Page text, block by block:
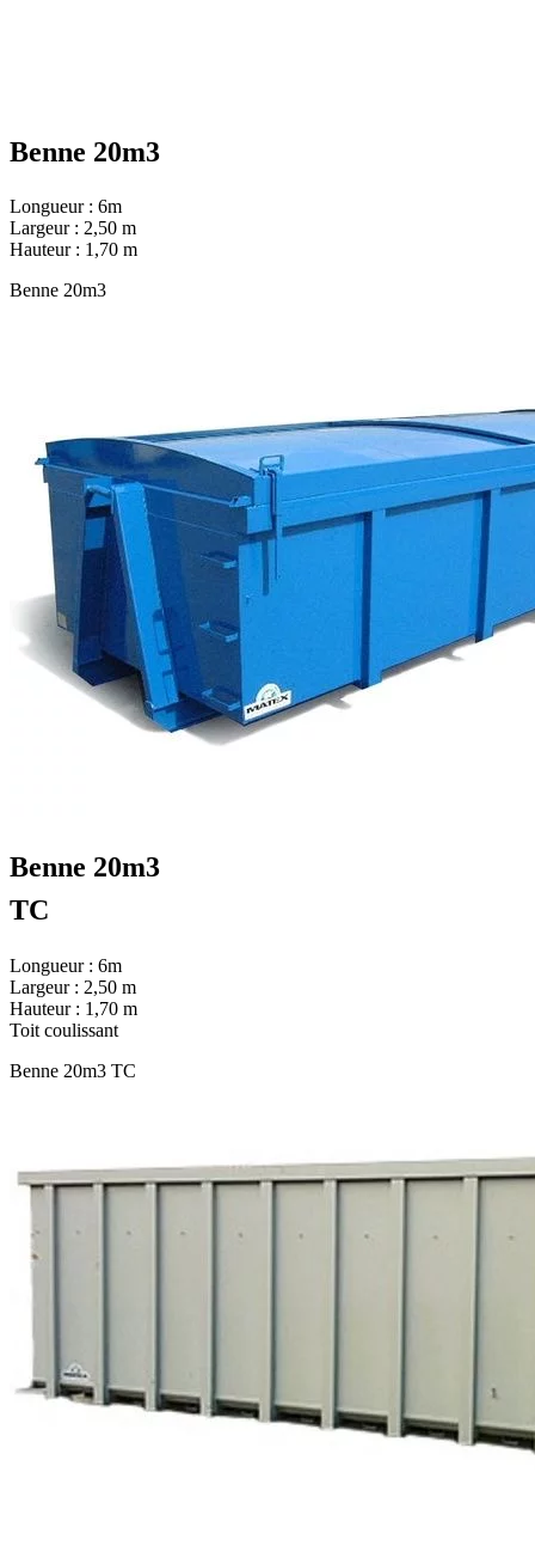
Benne 20m3
Longueur : 6m
Largeur : 2,50 m
Hauteur : 1,70 m
Benne 20m3
Benne 20m3
TC
Longueur : 6m
Largeur : 2,50 m
Hauteur : 1,70 m
Toit coulissant
Benne 20m3 TC